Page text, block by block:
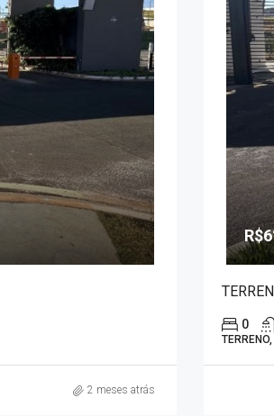
2 meses atrás
0